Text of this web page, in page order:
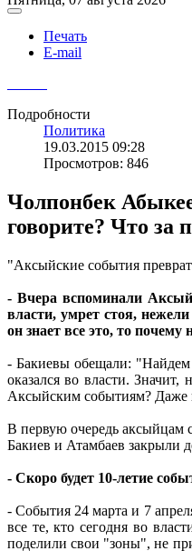
Печать
E-mail
Подробности
Политика
19.03.2015 09:28
Просмотров: 846
Чолпонбек
говорите? Что за
"Аксыйские события
- Вчера вспоминали
власти, умрет стоя,
он знает все это, то
- Бакиевы обещали: "Найдем
оказался во власти.
Аксыйским событиям? Даже
В первую очередь аксыйцам
Бакиев и Атамбаев закрыли
- Скоро будет 10-летие
- События 24 марта и 7
все те, кто сегодня во
поделили свои "зоны", не